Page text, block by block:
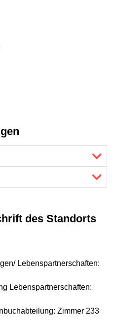
des Standorts
Lebenspartnerschaften:
Lebenspartnerschaften:
Zimmer 233